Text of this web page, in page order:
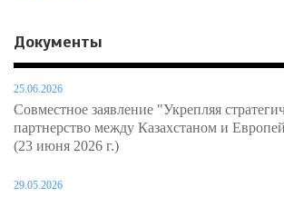
Документы
25.06.2026
Совместное заявление "Укрепляя
партнерство между Казахстаном и
(23 июня 2026 г.)
29.05.2026